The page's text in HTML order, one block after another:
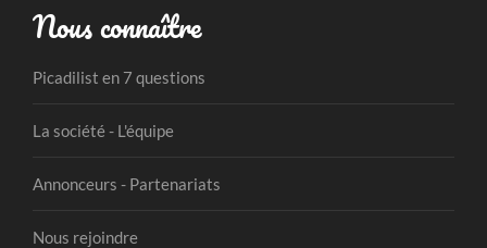
Nous connaître
Picadilist en 7 questions
La société - L'équipe
Annonceurs - Partenariats
Nous rejoindre